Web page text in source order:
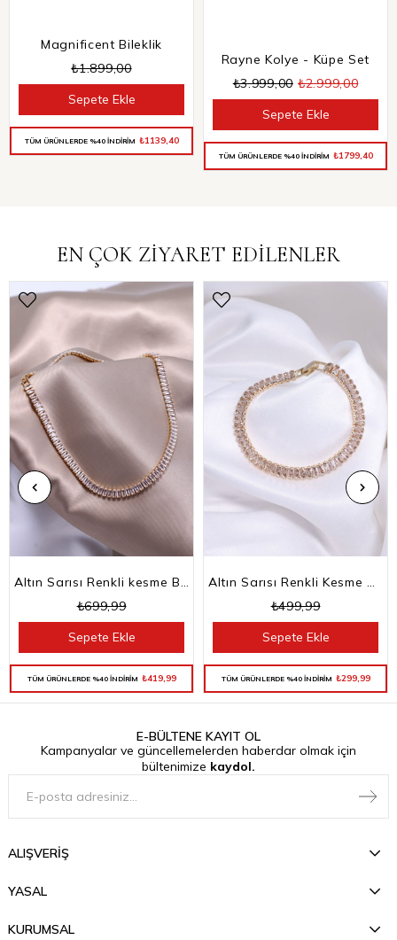
Magnificent Bileklik
₺1.899,00
Sepete Ekle
TÜM ÜRÜNLERDE %40 İNDİRİM ₺1139,40
Rayne Kolye - Küpe Set
₺2.999,00
₺3.999,00
Sepete Ekle
TÜM ÜRÜNLERDE %40 İNDİRİM ₺1799,40
EN ÇOK ZİYARET EDİLENLER
Altın Sarısı Renkli kesme Baget Taşlı Su Yolu Choker Kolye
₺699,99
TÜM ÜRÜNLERDE %40 İNDİRİM ₺419,99
Sepete Ekle
Altın Sarısı Renkli Kesme Baget Taşlı Su Yolu Bileklik
₺499,99
TÜM ÜRÜNLERDE %40 İNDİRİM ₺299,99
Sepete Ekle
E-BÜLTENE KAYIT OL
Kampanyalar ve güncellemelerden haberdar olmak için
bültenimize kaydol.
ALIŞVERİŞ
YASAL
KURUMSAL